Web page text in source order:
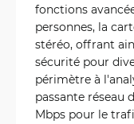
fonctions
personnes, la
stéréo, offrant
sécurité pour
périmètre à
passante réseau
Mbps pour le